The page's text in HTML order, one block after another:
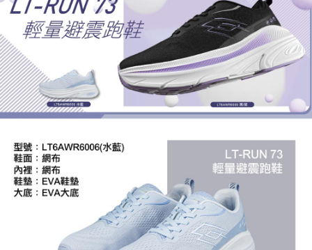
時審查核予不同之上限額度；若仍有額度不足之情形，本公司將視審查結果
請求用戶進行身份認證。
５．嚴禁一人註冊多個帳號或使用他人資訊註冊。若發現惡意使用之情形，
恩沛科技股份有限公司將有權停止該用戶之使用額度並採取法律行動。